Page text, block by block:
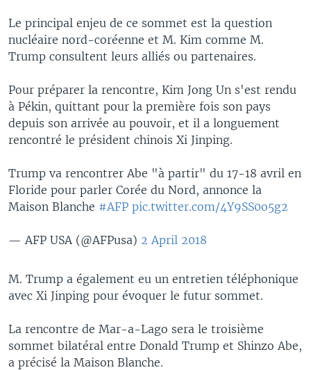
Le principal enjeu de ce sommet est la question
nucléaire nord-coréenne et M. Kim comme M.
Trump consultent leurs alliés ou partenaires.
Pour préparer la rencontre, Kim Jong Un s'est rendu
à Pékin, quittant pour la première fois son pays
depuis son arrivée au pouvoir, et il a longuement
rencontré le président chinois Xi Jinping.
Trump va rencontrer Abe "à partir" du 17-18 avril en
Floride pour parler Corée du Nord, annonce la
Maison Blanche #AFP pic.twitter.com/4Y9SS0o5g2
— AFP USA (@AFPusa) 2 April 2018
M. Trump a également eu un entretien téléphonique
avec Xi Jinping pour évoquer le futur sommet.
La rencontre de Mar-a-Lago sera le troisième
sommet bilatéral entre Donald Trump et Shinzo Abe,
a précisé la Maison Blanche.